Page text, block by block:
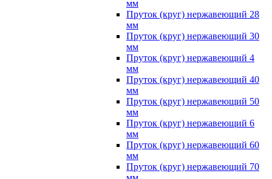
мм
Пруток (круг) нержавеющий 28
мм
Пруток (круг) нержавеющий 30
мм
Пруток (круг) нержавеющий 4
мм
Пруток (круг) нержавеющий 40
мм
Пруток (круг) нержавеющий 50
мм
Пруток (круг) нержавеющий 6
мм
Пруток (круг) нержавеющий 60
мм
Пруток (круг) нержавеющий 70